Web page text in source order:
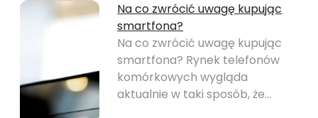
Na co zwrócić uwagę kupując
smartfona?
Na co zwrócić uwagę kupując
smartfona? Rynek telefonów
komórkowych wygląda
aktualnie w taki sposób, że…